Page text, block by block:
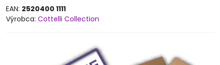
EAN: 2520400 1111
Výrobca: Cottelli Collection